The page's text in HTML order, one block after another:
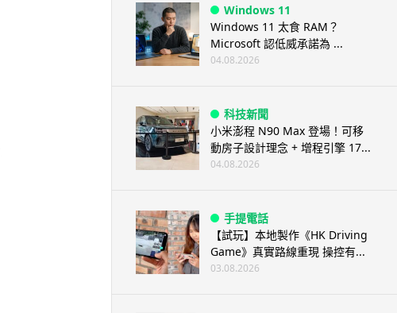
Windows 11
Windows 11 太食 RAM？
Microsoft 認低威承諾為 ...
04.08.2026
科技新聞
小米澎程 N90 Max 登場！可移
動房子設計理念 + 增程引擎 17...
04.08.2026
手提電話
【試玩】本地製作《HK Driving
Game》真實路線重現 操控有...
03.08.2026